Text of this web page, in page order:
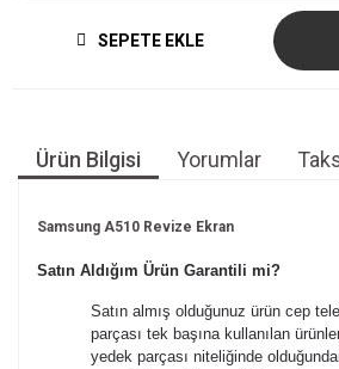
SEPETE EKLE
Ürün Bilgisi Yorumlar
Samsung A510 Revize Ekran
Satın Aldığım Ürün Garantili mi?
Satın almış olduğunuz ürün cep
parçası tek başına kullanılan
yedek parçası niteliğinde